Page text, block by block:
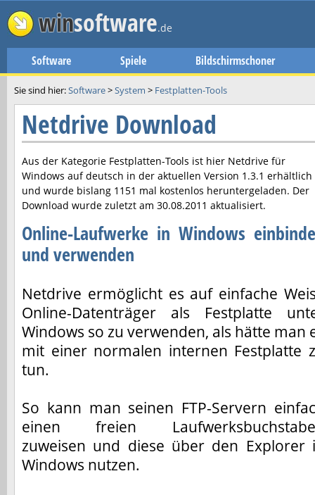
winsoftware.de
Software Spiele Bildschirmschoner
Sie sind hier:Software>System > Festplatten-Tools
Netdrive Download
Aus der Kategorie Festplatten-Tools ist hier Netdrive für
Windows auf deutsch in der aktuellen Version 1.3.1 erhältlich
und wurde bislang 1151 mal kostenlos heruntergeladen. Der
Download wurde zuletzt am 30.08.2011 aktualisiert.
Online-Laufwerke in Windows
und verwenden
Netdrive ermöglicht es auf einfache
Online-Datenträger als Festplatte
Windows so zu verwenden, als hätte man
mit einer normalen internen Festplatte
tun.
So kann man seinen FTP-Servern
einen freien
zuweisen und diese über den Explorer
Windows nutzen.